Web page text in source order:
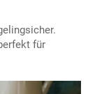
für